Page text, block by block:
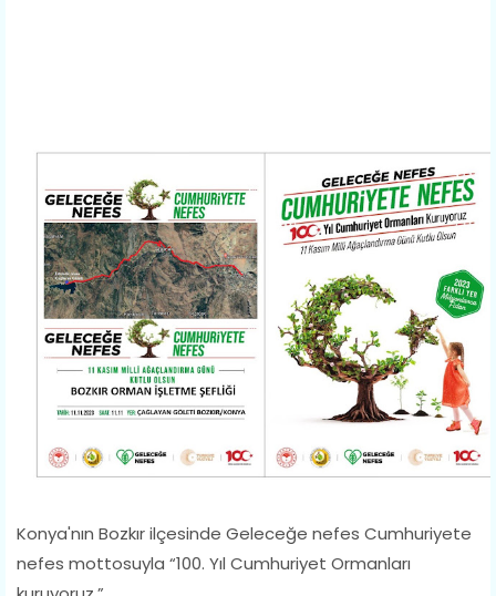
Konya'nın Bozkır ilçesinde Geleceğe nefes Cumhuriyete
nefes mottosuyla “100. Yıl Cumhuriyet Ormanları